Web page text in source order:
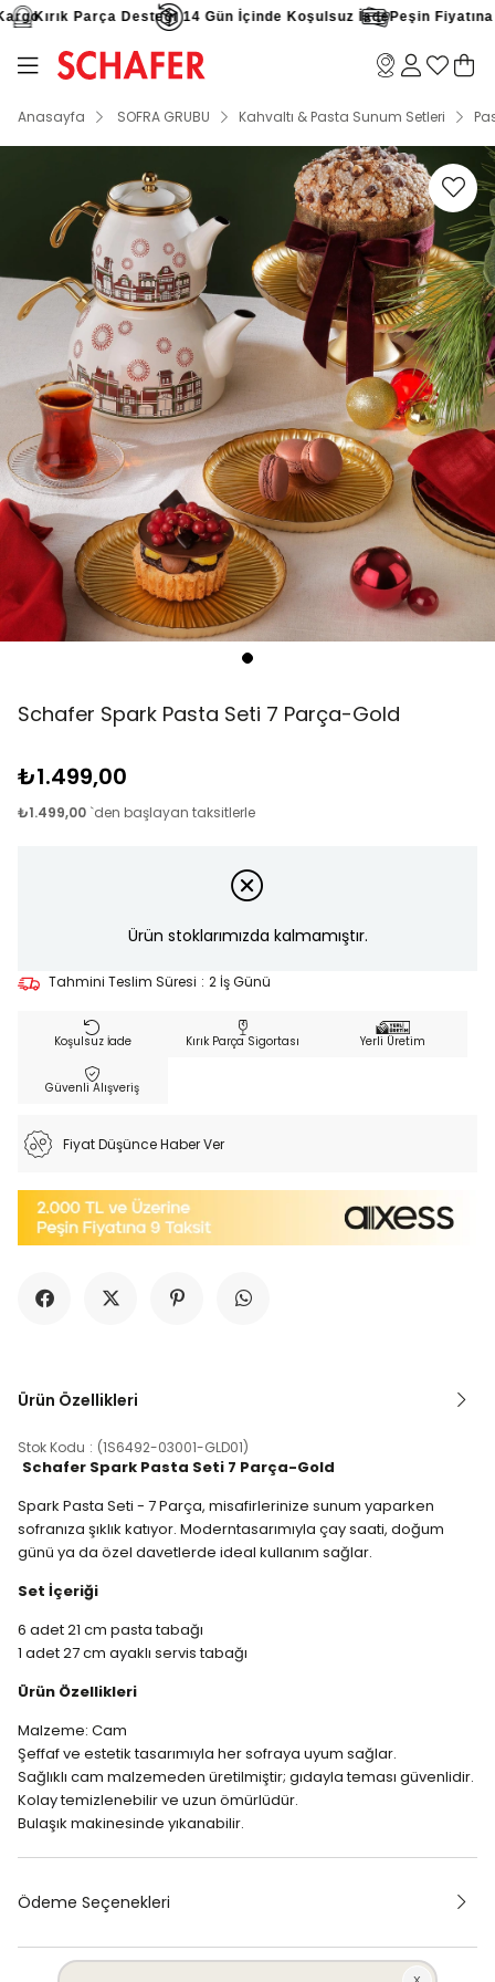
Kırık Parça Desteği 14 Gün İçinde Koşulsuz İadePeşin Fiyatına 9
Anasayfa SOFRA GRUBU Kahvaltı & Pasta Sunum Setleri
Schafer Spark Pasta Seti 7 Parça-Gold
₺1.499,00
₺1.499,00 `den başlayan taksitlerle
Ürün stoklarımızda kalmamıştır.
Tahmini Teslim Süresi : 2 İş Günü
Koşulsuz İade Kırık Parça Sigortası Yerli Üretim
Güvenli Alışveriş
Fiyat Düşünce Haber Ver
Ürün Özellikleri
Stok Kodu (1S6492-03001-GLD01)
Schafer Spark Pasta Seti 7 Parça-Gold
Spark Pasta Seti - 7 Parça, misafirlerinize sunum yaparken
sofranıza şıklık katıyor. Moderntasarımıyla çay saati, doğum
günü ya da özel davetlerde ideal kullanım sağlar.
Set İçeriği
6 adet 21 cm pasta tabağı
1 adet 27 cm ayaklı servis tabağı
Ürün Özellikleri
Malzeme: Cam
Şeffaf ve estetik tasarımıyla her sofraya uyum sağlar.
Sağlıklı cam malzemeden üretilmiştir; gıdayla teması güvenlidir.
Kolay temizlenebilir ve uzun ömürlüdür.
Bulaşık makinesinde yıkanabilir.
Ödeme Seçenekleri